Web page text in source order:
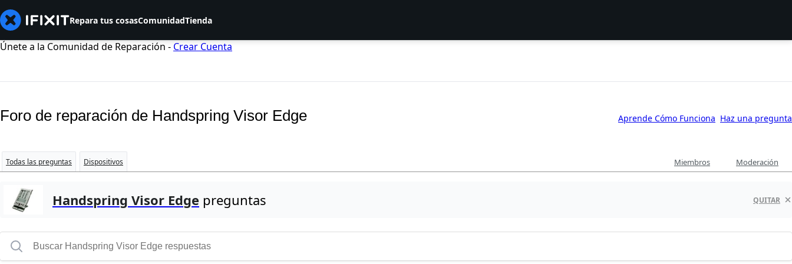
Repara tus cosasComunidadTienda
Únete a la Comunidad de Reparación - Crear Cuenta
Foro de reparación de Handspring Visor Edge Aprende Cómo Funciona Haz una pregunta
Todas las preguntas Dispositivos Miembros Moderación
Handspring Visor Edge preguntas QUITAR